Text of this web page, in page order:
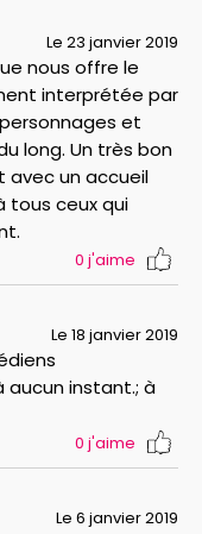
Le 23 janvier 2019
nous offre le
interprétée par
et
long. Un très bon
avec un accueil
tous ceux qui
0 j'aime
Le 18 janvier 2019
aucun instant.; à
0 j'aime
Le 6 janvier 2019